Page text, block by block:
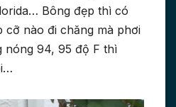
Bông đẹp thì có
cỡ nào đi chăng mà phơi
nóng 94, 95 độ F thì